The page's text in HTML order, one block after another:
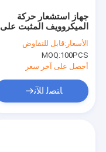
جهاز استشعار حركة
الميكروويف المثبت على
ارتفاع تركيب 30 متر
نطاق الكشف
الأسعار:قابل للتفاوض
MOQ:100PCS
أحصل على آخر سعر
ﺎﺘﺼﻟ ﺍﻶﻧ